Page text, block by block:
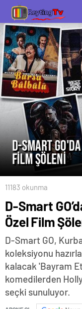
11183 okunma
D-Smart
Özel Film
D-Smart GO,
koleksiyonu
kalacak 'Bayram
komedilerden
seçki sunuluyor.